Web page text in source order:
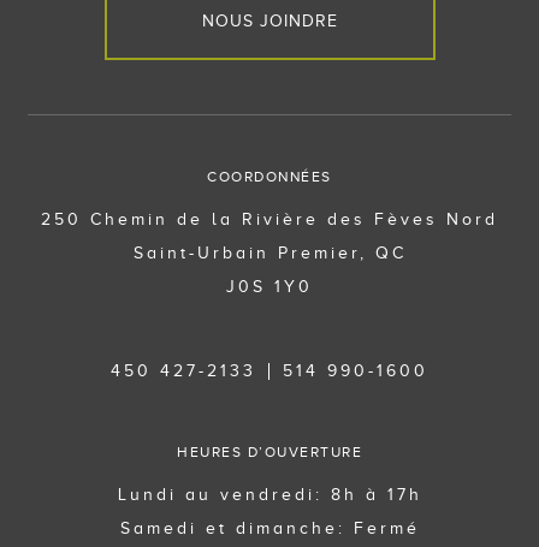
NOUS JOINDRE
COORDONNÉES
250 Chemin de la Rivière des Fèves Nord
Saint-Urbain Premier, QC
J0S 1Y0
450 427-2133 514 990-1600
HEURES D’OUVERTURE
Lundi au vendredi: 8h à 17h
Samedi et dimanche: Fermé